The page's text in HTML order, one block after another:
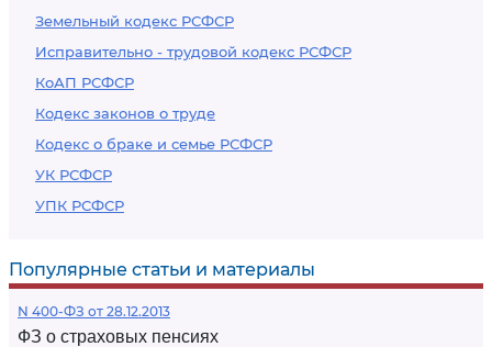
Земельный кодекс РСФСР
Исправительно - трудовой кодекс РСФСР
КоАП РСФСР
Кодекс законов о труде
Кодекс о браке и семье РСФСР
УК РСФСР
УПК РСФСР
Популярные статьи и материалы
N 400-ФЗ от 28.12.2013
ФЗ о страховых пенсиях